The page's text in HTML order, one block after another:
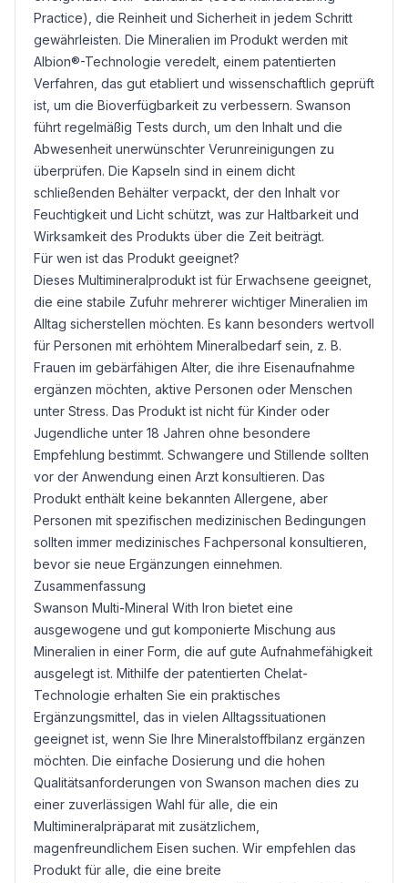
Practice), die Reinheit und Sicherheit in jedem Schritt
gewährleisten. Die Mineralien im Produkt werden mit
Albion®-Technologie veredelt, einem patentierten
Verfahren, das gut etabliert und wissenschaftlich geprüft
ist, um die Bioverfügbarkeit zu verbessern. Swanson
führt regelmäßig Tests durch, um den Inhalt und die
Abwesenheit unerwünschter Verunreinigungen zu
überprüfen. Die Kapseln sind in einem dicht
schließenden Behälter verpackt, der den Inhalt vor
Feuchtigkeit und Licht schützt, was zur Haltbarkeit und
Wirksamkeit des Produkts über die Zeit beiträgt.
Für wen ist das Produkt geeignet?
Dieses Multimineralprodukt ist für Erwachsene geeignet,
die eine stabile Zufuhr mehrerer wichtiger Mineralien im
Alltag sicherstellen möchten. Es kann besonders wertvoll
für Personen mit erhöhtem Mineralbedarf sein, z. B.
Frauen im gebärfähigen Alter, die ihre Eisenaufnahme
ergänzen möchten, aktive Personen oder Menschen
unter Stress. Das Produkt ist nicht für Kinder oder
Jugendliche unter 18 Jahren ohne besondere
Empfehlung bestimmt. Schwangere und Stillende sollten
vor der Anwendung einen Arzt konsultieren. Das
Produkt enthält keine bekannten Allergene, aber
Personen mit spezifischen medizinischen Bedingungen
sollten immer medizinisches Fachpersonal konsultieren,
bevor sie neue Ergänzungen einnehmen.
Zusammenfassung
Swanson Multi-Mineral With Iron bietet eine
ausgewogene und gut komponierte Mischung aus
Mineralien in einer Form, die auf gute Aufnahmefähigkeit
ausgelegt ist. Mithilfe der patentierten Chelat-
Technologie erhalten Sie ein praktisches
Ergänzungsmittel, das in vielen Alltagssituationen
geeignet ist, wenn Sie Ihre Mineralstoffbilanz ergänzen
möchten. Die einfache Dosierung und die hohen
Qualitätsanforderungen von Swanson machen dies zu
einer zuverlässigen Wahl für alle, die ein
Multimineralpräparat mit zusätzlichem,
magenfreundlichem Eisen suchen. Wir empfehlen das
Produkt für alle, die eine breite